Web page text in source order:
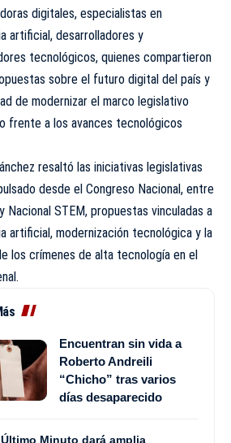
digitales, especialistas en
artificial, desarrolladores y
tecnológicos, quienes compartieron
sobre el futuro digital del país y
de modernizar el marco legislativo
frente a los avances tecnológicos
resaltó las iniciativas legislativas
desde el Congreso Nacional, entre
Nacional STEM, propuestas vinculadas a
artificial, modernización tecnológica y la
los crímenes de alta tecnología en el
Encuentran sin vida a
Roberto Andreili
“Chicho” tras varios
días desaparecido
Último Minuto dará amplia